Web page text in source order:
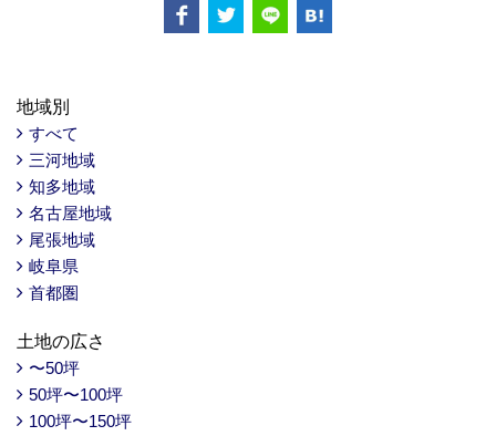
地域別
すべて
三河地域
知多地域
名古屋地域
尾張地域
岐阜県
首都圏
土地の広さ
〜50坪
50坪〜100坪
100坪〜150坪